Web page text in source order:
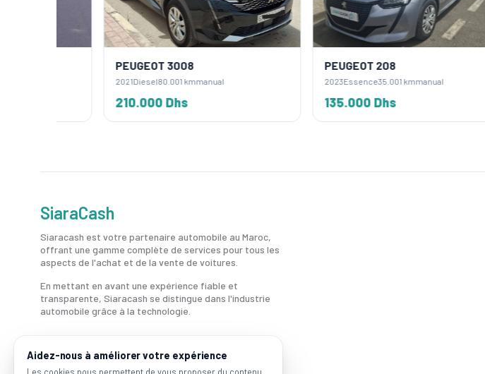
PEUGEOT 3008
Diesel80.001 kmmanual
210.000 Dhs
PEUGEOT 208
Essence35.001 kmmanual
135.000 Dhs
SiaraCash
Siaracash est votre partenaire automobile au Maroc,
offrant une gamme complète de services pour tous les
aspects de l'achat et de la vente de voitures.
En mettant en avant une expérience fiable et
transparente, Siaracash se distingue dans l'industrie
automobile grâce à la technologie.
Aidez-nous à améliorer votre expérience